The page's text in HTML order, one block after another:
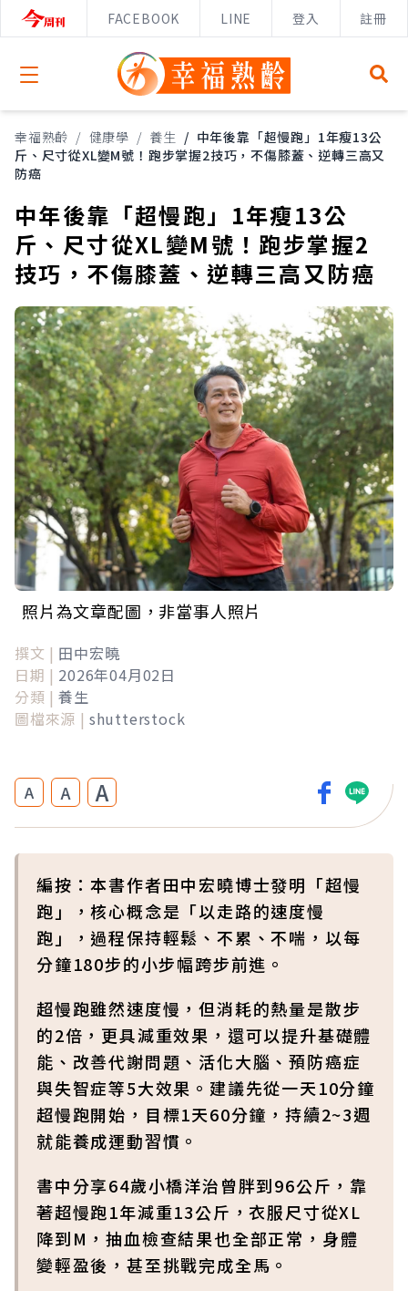
FACEBOOK LINE 登入 註冊
Open menu
幸福熟齡 / 健康學 / 養生 / 中年後靠「超慢跑」1年瘦13公
斤、尺寸從XL變M號！跑步掌握2技巧，不傷膝蓋、逆轉三高又
防癌
中年後靠「超慢跑」1年瘦13公
斤、尺寸從XL變M號！跑步掌握2
技巧，不傷膝蓋、逆轉三高又防癌
照片為文章配圖，非當事人照片
撰文 | 田中宏曉
日期 | 2026年04月02日
分類 | 養生
圖檔來源 | shutterstock
A A A
編按：本書作者田中宏曉博士發明「超慢
跑」，核心概念是「以走路的速度慢
跑」，過程保持輕鬆、不累、不喘，以每
分鐘180步的小步幅跨步前進。
超慢跑雖然速度慢，但消耗的熱量是散步
的2倍，更具減重效果，還可以提升基礎體
能、改善代謝問題、活化大腦、預防癌症
與失智症等5大效果。建議先從一天10分鐘
超慢跑開始，目標1天60分鐘，持續2~3週
就能養成運動習慣。
書中分享64歲小橋洋治曾胖到96公斤，靠
著超慢跑1年減重13公斤，衣服尺寸從XL
降到M，抽血檢查結果也全部正常，身體
變輕盈後，甚至挑戰完成全馬。